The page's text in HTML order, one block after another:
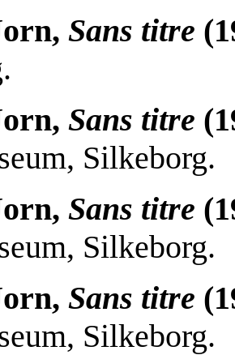
Sans titre
Sans titre
Silkeborg.
Sans titre
Silkeborg.
Sans titre
Silkeborg.